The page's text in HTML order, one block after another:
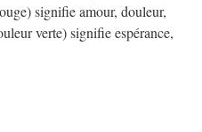
signifie amour, douleur,
verte) signifie espérance,